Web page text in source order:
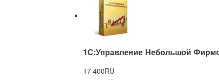
1С:Управление Небольшой
17 400RU